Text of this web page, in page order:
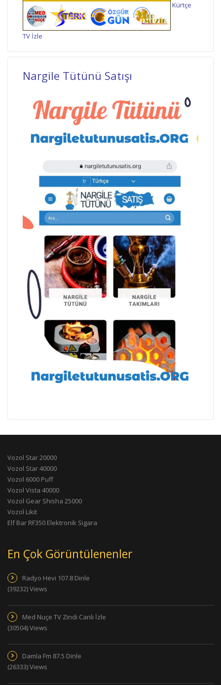
Kürtçe
TV İzle
Nargile Tütünü Satışı
Vozol Star 20000
Vozol Star 40000
Vozol 6000 Puff
Vozol Vista 40000
Vozol Gear Shisha 25000
Vozol Likit
Elf Bar RF350 Elektronik Sigara
En Çok Görüntülenenler
Radyo Hevi 107.8 Dinle
(39232) Views
Med Nuçe TV Zindi Canlı İzle
(30504) Views
Damla Fm 87.5 Dinle
(26333) Views